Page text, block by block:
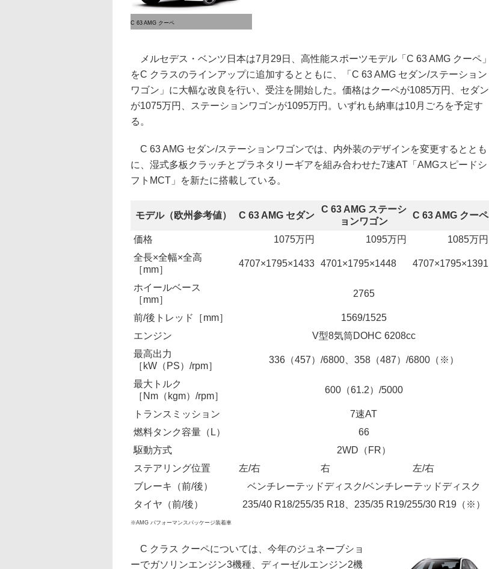
C 63 AMG クーペ
メルセデス・ベンツ日本は7月29日、高性能スポーツモデル「C 63 AMG クーペ」
をC クラスのラインアップに追加するとともに、「C 63 AMG セダン/ステーション
ワゴン」に大幅な改良を行い、受注を開始した。価格はクーペが1085万円、セダン
が1075万円、ステーションワゴンが1095万円。いずれも納車は10月ごろを予定す
る。
C 63 AMG セダン/ステーションワゴンでは、内外装のデザインを変更するととも
に、湿式多板クラッチとプラネタリーギアを組み合わせた7速AT「AMGスピードシ
フトMCT」を新たに搭載している。
モデル（欧州参考値） C 63 AMG セダン
C 63 AMG ステーシ
ョンワゴン
C 63 AMG クーペ
価格 1075万円 1095万円
1085万円
全長×全幅×全高
［mm］
4707×1795×1433 4701×1795×1448 4707×1795×1391
ホイールベース
［mm］
2765
前/後トレッド［mm］
1569/1525
エンジン
V型8気筒DOHC 6208cc
最高出力
［kW（PS）/rpm］
336（457）/6800、358（487）/6800（※）
最大トルク
［Nm（kgm）/rpm］
600（61.2）/5000
トランスミッション
7速AT
燃料タンク容量（L）
66
駆動方式
2WD（FR）
ステアリング位置
左/右 右
左/右
ブレーキ（前/後）
ベンチレーテッドディスク/ベンチレーテッドディスク
タイヤ（前/後）
235/40 R18/255/35 R18、235/35 R19/255/30 R19（※）
※AMG パフォーマンスパッケージ装着車
C クラス クーペについては、今年のジュネーブショ
ーでガソリンエンジン3機種、ディーゼルエンジン2機